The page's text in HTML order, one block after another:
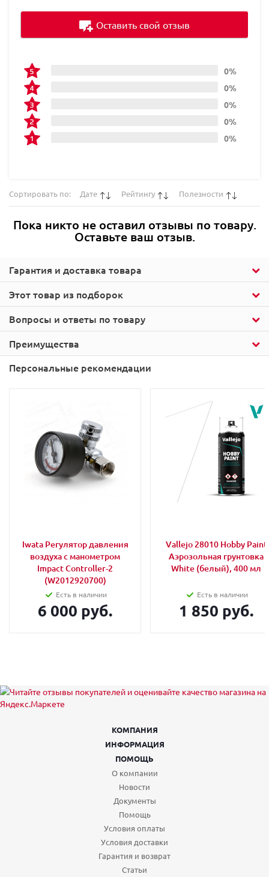
Этот товар из подборок
Гарантия и доставка товара
0%
0%
0%
0%
0%
Оставить свой отзыв
Сортировать по: Дате Рейтингу Полезности
Пока никто не оставил отзывы по товару.
Оставьте ваш отзыв.
Вопросы и ответы по товару
Преимущества
Персональные рекомендации
Iwata Регулятор давления
воздуха с манометром
Impact Controller-2
(W2012920700)
Есть в наличии
6 000 руб.
Vallejo 28010 Hobby Paint
Аэрозольная грунтовка
White (белый), 400 мл
Есть в наличии
1 850 руб.
КОМПАНИЯ
ИНФОРМАЦИЯ
ПОМОЩЬ
О компании
Новости
Документы
Помощь
Условия оплаты
Условия доставки
Гарантия и возврат
Статьи